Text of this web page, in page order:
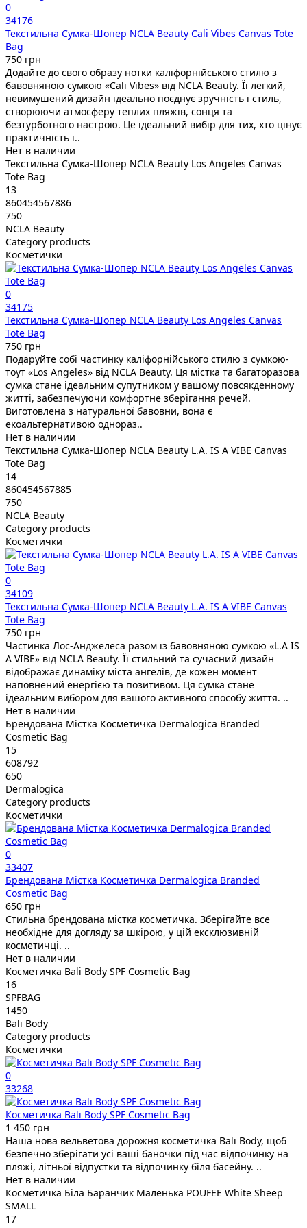
0
34176
Текстильна Сумка-Шопер NCLA Beauty Cali Vibes Canvas Tote
Bag
750 грн
Додайте до свого образу нотки каліфорнійського стилю з
бавовняною сумкою «Cali Vibes» від NCLA Beauty. Її легкий,
невимушений дизайн ідеально поєднує зручність і стиль,
створюючи атмосферу теплих пляжів, сонця та
безтурботного настрою. Це ідеальний вибір для тих, хто цінує
практичність і..
Нет в наличии
Текстильна Сумка-Шопер NCLA Beauty Los Angeles Canvas
Tote Bag
13
860454567886
750
NCLA Beauty
Category products
Косметички
0
34175
Текстильна Сумка-Шопер NCLA Beauty Los Angeles Canvas
Tote Bag
750 грн
Подаруйте собі частинку каліфорнійського стилю з сумкою-
тоут «Los Angeles» від NCLA Beauty. Ця містка та багаторазова
сумка стане ідеальним супутником у вашому повсякденному
житті, забезпечуючи комфортне зберігання речей.
Виготовлена з натуральної бавовни, вона є
екоальтернативою однораз..
Нет в наличии
Текстильна Сумка-Шопер NCLA Beauty L.A. IS A VIBE Canvas
Tote Bag
14
860454567885
750
NCLA Beauty
Category products
Косметички
0
34109
Текстильна Сумка-Шопер NCLA Beauty L.A. IS A VIBE Canvas
Tote Bag
750 грн
Частинка Лос-Анджелеса разом із бавовняною сумкою «L.A IS
A VIBE» від NCLA Beauty. Її стильний та сучасний дизайн
відображає динаміку міста ангелів, де кожен момент
наповнений енергією та позитивом. Ця сумка стане
ідеальним вибором для вашого активного способу життя. ..
Нет в наличии
Брендована Містка Косметичка Dermalogica Branded
Cosmetic Bag
15
608792
650
Dermalogica
Category products
Косметички
0
33407
Брендована Містка Косметичка Dermalogica Branded
Cosmetic Bag
650 грн
Стильна брендована містка косметичка. Зберігайте все
необхідне для догляду за шкірою, у цій ексклюзивній
косметичці. ..
Нет в наличии
Косметичка Bali Body SPF Cosmetic Bag
16
SPFBAG
1450
Bali Body
Category products
Косметички
0
33268
Косметичка Bali Body SPF Cosmetic Bag
1 450 грн
Наша нова вельветова дорожня косметичка Bali Body, щоб
безпечно зберігати усі ваші баночки під час відпочинку на
пляжі, літньої відпустки та відпочинку біля басейну. ..
Нет в наличии
Косметичка Біла Баранчик Маленька POUFEE White Sheep
SMALL
17